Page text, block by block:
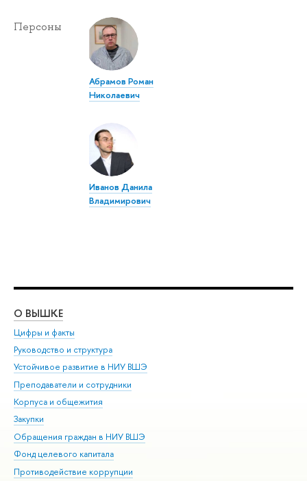
Персоны
Абрамов Роман
Николаевич
Иванов Данила
Владимирович
О ВЫШКЕ
Цифры и факты
Руководство и структура
Устойчивое развитие в НИУ ВШЭ
Преподаватели и сотрудники
Корпуса и общежития
Закупки
Обращения граждан в НИУ ВШЭ
Фонд целевого капитала
Противодействие коррупции